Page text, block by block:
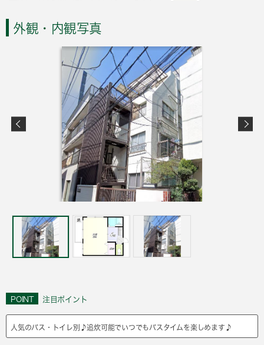
外観・内観写真
POINT 注目ポイント
人気のバス・トイレ別♪追炊可能でいつでもバスタイムを楽しめます♪